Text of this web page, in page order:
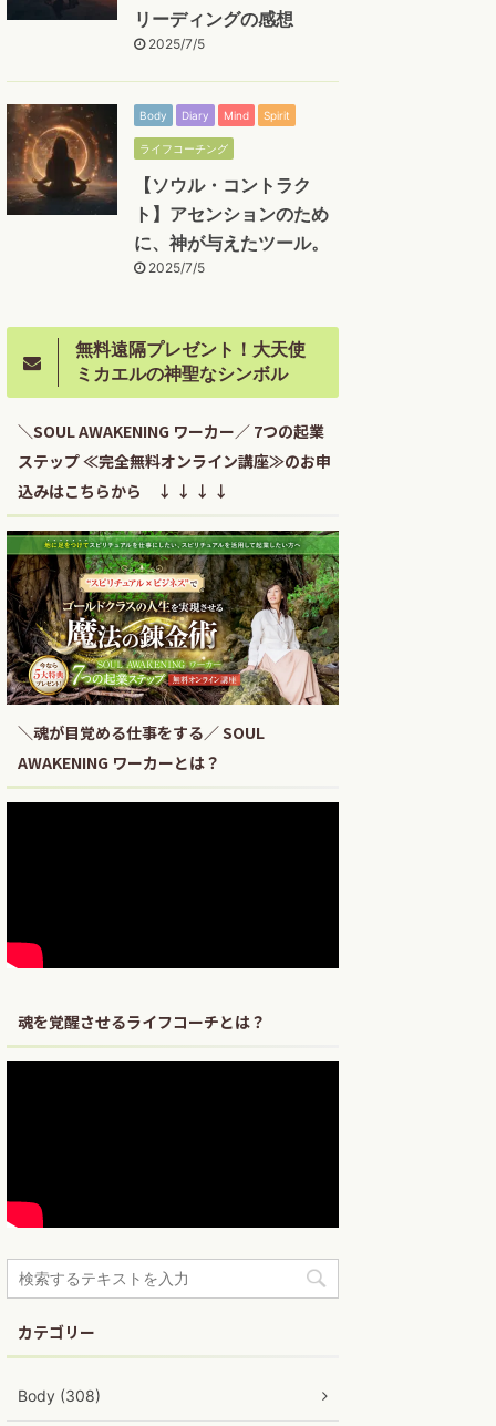
リーディングの感想
2025/7/5
Body Diary Mind Spirit
ライフコーチング
【ソウル・コントラク
ト】アセンションのため
に、神が与えたツール。
2025/7/5
無料遠隔プレゼント！大天使
ミカエルの神聖なシンボル
＼SOUL AWAKENING ワーカー／ 7つの起業
ステップ ≪完全無料オンライン講座≫のお申
込みはこちらから ↓ ↓ ↓ ↓
＼魂が目覚める仕事をする／ SOUL
AWAKENING ワーカーとは？
魂を覚醒させるライフコーチとは？
カテゴリー
Body (308)